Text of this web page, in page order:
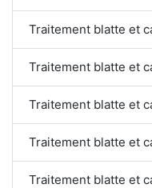
Traitement blatte et
Traitement blatte et
Traitement blatte et
Traitement blatte et
Traitement blatte et